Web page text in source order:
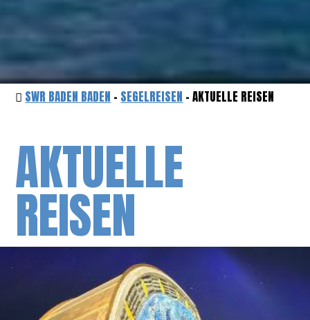
SWR BADEN BADEN - SEGELREISEN - AKTUELLE REISEN
AKTUELLE
REISEN